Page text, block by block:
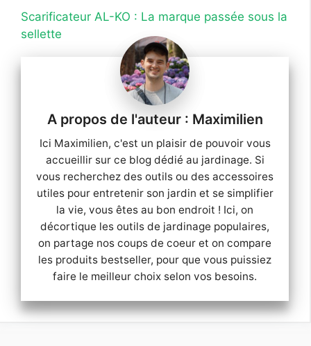
Scarificateur AL-KO : La marque passée sous la
sellette
Maximilien
Ici Maximilien, c'est un plaisir de pouvoir vous
accueillir sur ce blog dédié au jardinage. Si
vous recherchez des outils ou des accessoires
utiles pour entretenir son jardin et se simplifier
la vie, vous êtes au bon endroit ! Ici, on
décortique les outils de jardinage populaires,
on partage nos coups de coeur et on compare
les produits bestseller, pour que vous puissiez
faire le meilleur choix selon vos besoins.